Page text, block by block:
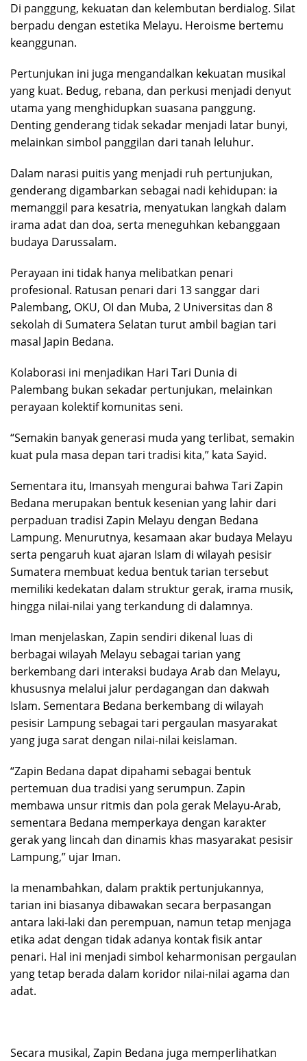
Di panggung, kekuatan dan kelembutan berdialog. Silat
berpadu dengan estetika Melayu. Heroisme bertemu
keanggunan.
Pertunjukan ini juga mengandalkan kekuatan musikal
yang kuat. Bedug, rebana, dan perkusi menjadi denyut
utama yang menghidupkan suasana panggung.
Denting genderang tidak sekadar menjadi latar bunyi,
melainkan simbol panggilan dari tanah leluhur.
Dalam narasi puitis yang menjadi ruh pertunjukan,
genderang digambarkan sebagai nadi kehidupan: ia
memanggil para kesatria, menyatukan langkah dalam
irama adat dan doa, serta meneguhkan kebanggaan
budaya Darussalam.
Perayaan ini tidak hanya melibatkan penari
profesional. Ratusan penari dari 13 sanggar dari
Palembang, OKU, OI dan Muba, 2 Universitas dan 8
sekolah di Sumatera Selatan turut ambil bagian tari
masal Japin Bedana.
Kolaborasi ini menjadikan Hari Tari Dunia di
Palembang bukan sekadar pertunjukan, melainkan
perayaan kolektif komunitas seni.
“Semakin banyak generasi muda yang terlibat, semakin
kuat pula masa depan tari tradisi kita,” kata Sayid.
Sementara itu, Imansyah mengurai bahwa Tari Zapin
Bedana merupakan bentuk kesenian yang lahir dari
perpaduan tradisi Zapin Melayu dengan Bedana
Lampung. Menurutnya, kesamaan akar budaya Melayu
serta pengaruh kuat ajaran Islam di wilayah pesisir
Sumatera membuat kedua bentuk tarian tersebut
memiliki kedekatan dalam struktur gerak, irama musik,
hingga nilai-nilai yang terkandung di dalamnya.
Iman menjelaskan, Zapin sendiri dikenal luas di
berbagai wilayah Melayu sebagai tarian yang
berkembang dari interaksi budaya Arab dan Melayu,
khususnya melalui jalur perdagangan dan dakwah
Islam. Sementara Bedana berkembang di wilayah
pesisir Lampung sebagai tari pergaulan masyarakat
yang juga sarat dengan nilai-nilai keislaman.
“Zapin Bedana dapat dipahami sebagai bentuk
pertemuan dua tradisi yang serumpun. Zapin
membawa unsur ritmis dan pola gerak Melayu-Arab,
sementara Bedana memperkaya dengan karakter
gerak yang lincah dan dinamis khas masyarakat pesisir
Lampung,” ujar Iman.
Ia menambahkan, dalam praktik pertunjukannya,
tarian ini biasanya dibawakan secara berpasangan
antara laki-laki dan perempuan, namun tetap menjaga
etika adat dengan tidak adanya kontak fisik antar
penari. Hal ini menjadi simbol keharmonisan pergaulan
yang tetap berada dalam koridor nilai-nilai agama dan
adat.
Secara musikal, Zapin Bedana juga memperlihatkan